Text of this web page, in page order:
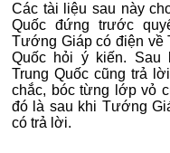
Các tài liệu sau này
Quốc đứng trước
Tướng Giáp có điện về
Quốc hỏi ý kiến. Sau
Trung Quốc cũng trả
chắc, bóc từng lớp vỏ
đó là sau khi Tướng
có trả lời.